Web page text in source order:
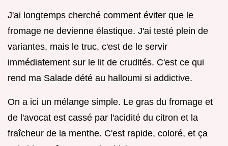
J'ai longtemps cherché comment éviter que le
fromage ne devienne élastique. J'ai testé plein de
variantes, mais le truc, c'est de le servir
immédiatement sur le lit de crudités. C'est ce qui
rend ma Salade dété au halloumi si addictive.
On a ici un mélange simple. Le gras du fromage et
de l'avocat est cassé par l'acidité du citron et la
fraîcheur de la menthe. C'est rapide, coloré, et ça